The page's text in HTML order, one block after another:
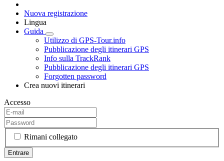
Nuova registrazione
Lingua
Guida
Utilizzo di GPS-Tour.info
Pubblicazione degli itinerari GPS
Info sulla TrackRank
Pubblicazione degli itinerari GPS
Forgotten password
Crea nuovi itinerari
Accesso
Rimani collegato